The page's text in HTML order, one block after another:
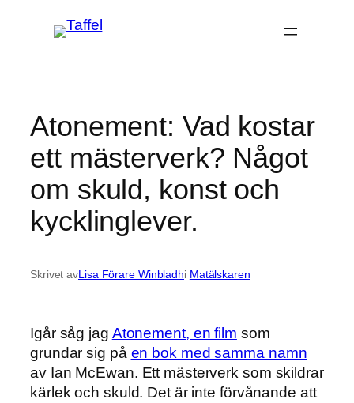
Atonement: Vad kostar
ett mästerverk? Något
om skuld, konst och
kycklinglever.
Skrivet avLisa Förare Winbladhi Matälskaren
Igår såg jag Atonement, en film som
grundar sig på en bok med samma namn
av Ian McEwan. Ett mästerverk som skildrar
kärlek och skuld. Det är inte förvånande att